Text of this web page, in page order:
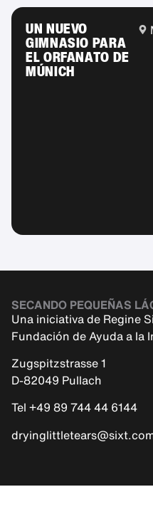
UN NUEVO
GIMNASIO PARA
EL ORFANATO DE
MÚNICH
SECANDO PEQUEÑAS
Una iniciativa de Regine
Fundación de Ayuda a la
Zugspitzstrasse 1
D-82049 Pullach
Tel +49 89 744 44 6144